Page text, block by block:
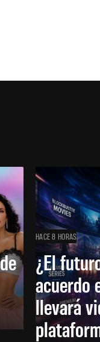
HACE 8 HORAS
¿El
acuerdo
llevará